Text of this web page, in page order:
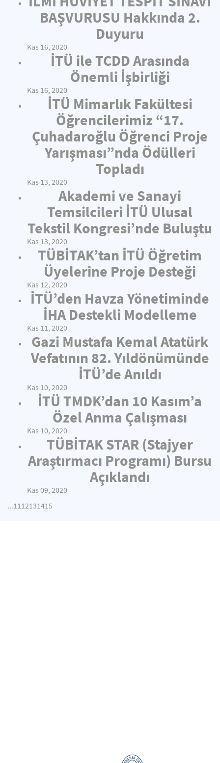
BAŞVURUSU Hakkında 2.
Duyuru
Kas 16, 2020
İTÜ ile TCDD Arasında
Önemli İşbirliği
Kas 16, 2020
İTÜ Mimarlık Fakültesi
Öğrencilerimiz “17.
Çuhadaroğlu Öğrenci Proje
Yarışması”nda Ödülleri
Topladı
Kas 13, 2020
Akademi ve Sanayi
Temsilcileri İTÜ Ulusal
Tekstil Kongresi’nde Buluştu
Kas 13, 2020
TÜBİTAK’tan İTÜ Öğretim
Üyelerine Proje Desteği
Kas 12, 2020
İTÜ’den Havza Yönetiminde
İHA Destekli Modelleme
Kas 11, 2020
Gazi Mustafa Kemal Atatürk
Vefatının 82. Yıldönümünde
İTÜ’de Anıldı
Kas 10, 2020
İTÜ TMDK’dan 10 Kasım’a
Özel Anma Çalışması
Kas 10, 2020
TÜBİTAK STAR (Stajyer
Araştırmacı Programı) Bursu
Açıklandı
Kas 09, 2020
...1112131415